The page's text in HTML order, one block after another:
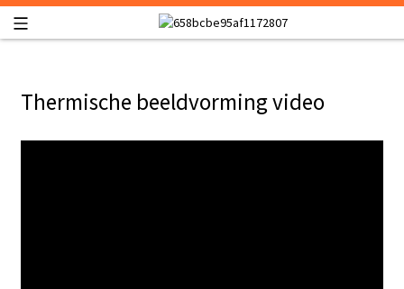
Thermische beeldvorming video